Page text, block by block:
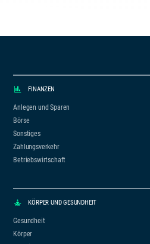
FINANZEN
Anlegen und Sparen
Börse
Sonstiges
Zahlungsverkehr
Betriebswirtschaft
KÖRPER UND GESUNDHEIT
Gesundheit
Körper